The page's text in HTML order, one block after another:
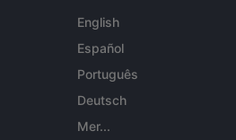
English
Español
Português
Deutsch
Mer...